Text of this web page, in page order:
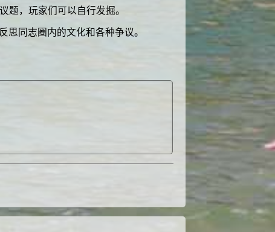
题，玩家们可以自行发掘。
思 同志圈内的文化和各种争议。